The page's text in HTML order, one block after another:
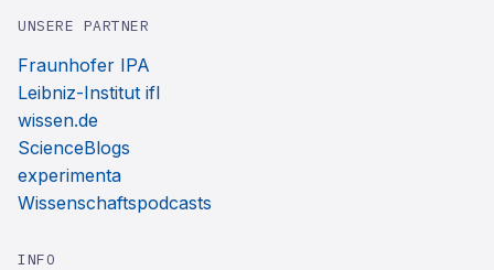
UNSERE PARTNER
Fraunhofer IPA
Leibniz-Institut ifl
wissen.de
ScienceBlogs
experimenta
Wissenschaftspodcasts
INFO